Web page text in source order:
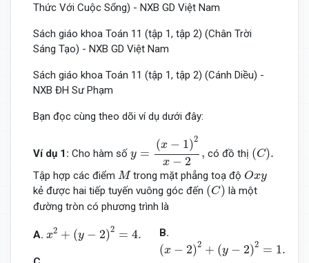
Thức Với Cuộc Sống) - NXB GD Việt Nam
Sách giáo khoa Toán 11 (tập 1, tập 2) (Chân Trời
Sáng Tạo) - NXB GD Việt Nam
Sách giáo khoa Toán 11 (tập 1, tập 2) (Cánh Diều) -
NXB ĐH Sư Phạm
Bạn đọc cùng theo dõi ví dụ dưới đây:
Ví dụ 1: Cho hàm số y =
(x − 1)2
x − 2
,
1 − 2,
có đồ thị (C).
(C).
Tập hợp các điểm M
Mtrong mặt phẳng toạ độ Oxy
Ox
kẻ được hai tiếp tuyến vuông góc đến (C)
(C) là một
đường tròn có phương trình là
A. x2 + (y − 2)2 = 4.
2 − = 4. B.
(x − 2)2 + (y − 2)2 = 1.
(x 2 + 2 1.